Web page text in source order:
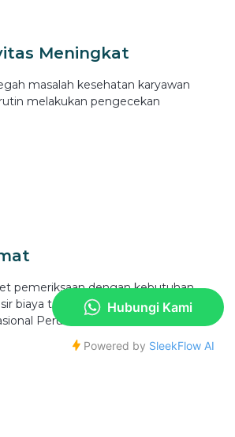
Meningkat
masalah kesehatan karyawan
melakukan pengecekan
pemeriksaan dengan kebutuhan
biaya tak terduga dan jaga
Perusahaan Anda